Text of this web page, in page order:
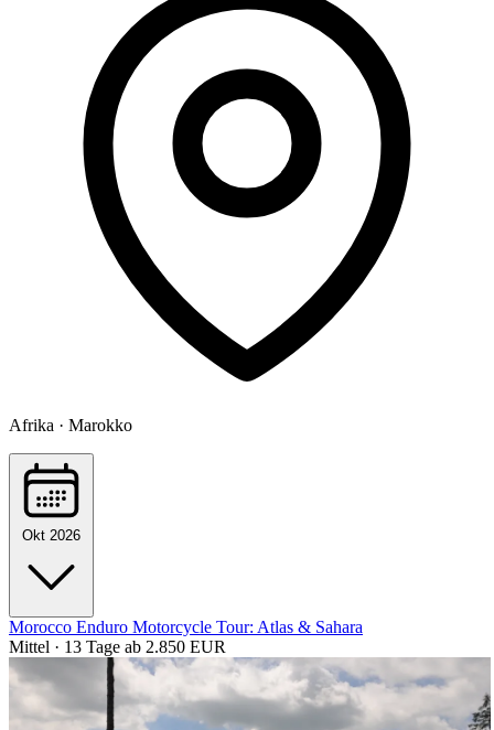
Afrika · Marokko
Okt 2026
Morocco Enduro Motorcycle Tour: Atlas & Sahara
Mittel · 13 Tage ab 2.850 EUR